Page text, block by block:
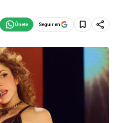
Seguir en